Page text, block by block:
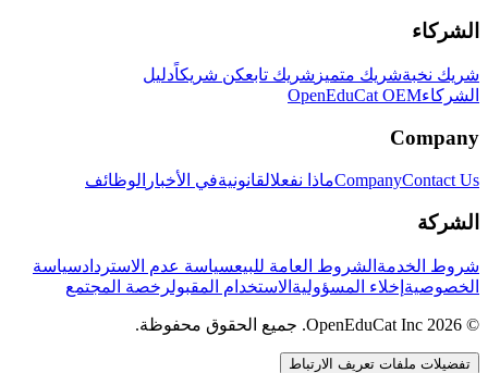
الشركاء
شريك نخبةشريك متميز شريك تابعكن شريكاًدليل
الشركاءOpenEduCat OEM
Company
CompanyContact Us ماذا نفعلالقانونيةفي الأخبار الوظائف
الشركة
شروط الخدمة الشروط العامة للبيعسياسة عدم الاستردادسياسة
الخصوصية إخلاء المسؤولية الاستخدام المقبولرخصة المجتمع
© 2026 OpenEduCat Inc. جميع الحقوق محفوظة.
تفضيلات ملفات تعريف الارتباط